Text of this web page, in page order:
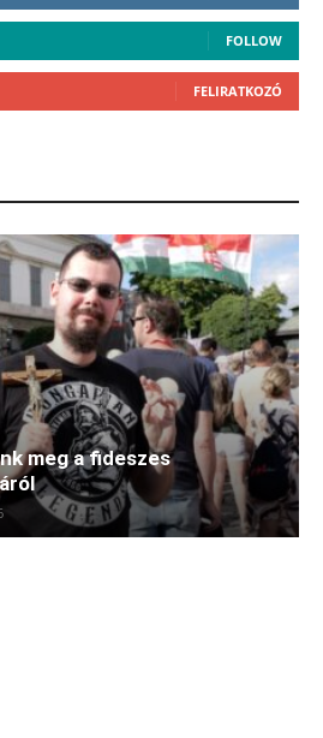
FOLLOW
FELIRATKOZÓ
meg a fideszes